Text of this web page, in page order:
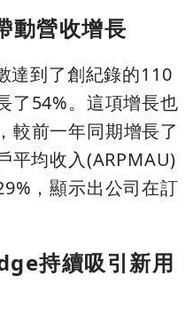
動營收增長
達到了創紀錄的110
了54%。這項增長也
較前一年同期增長了
平均收入(ARPMAU)
，顯示出公司在訂
持續吸引新用